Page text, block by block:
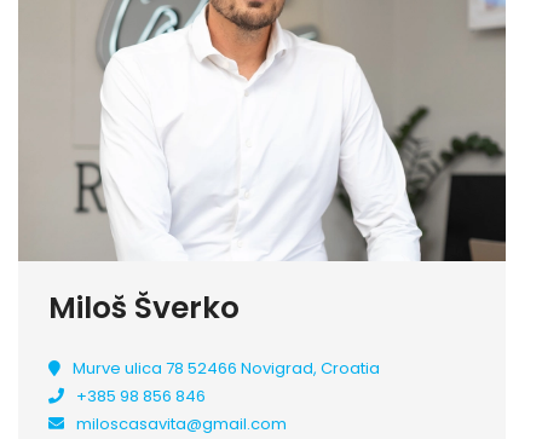
Miloš Šverko
Murve ulica 78 52466 Novigrad, Croatia
+385 98 856 846
miloscasavita@gmail.com